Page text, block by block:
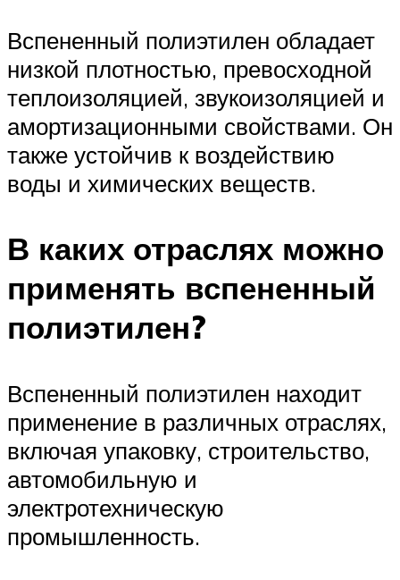
Вспененный полиэтилен обладает
низкой плотностью, превосходной
теплоизоляцией, звукоизоляцией и
амортизационными свойствами. Он
также устойчив к воздействию
воды и химических веществ.
В каких отраслях можно
применять вспененный
полиэтилен?
Вспененный полиэтилен находит
применение в различных отраслях,
включая упаковку, строительство,
автомобильную и
электротехническую
промышленность.